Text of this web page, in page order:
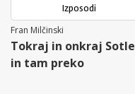
Izposodi
Fran Milčinski
Tokraj in onkraj Sotle
in tam preko